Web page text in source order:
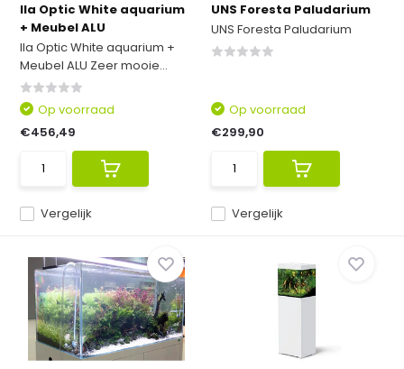
Ila Optic White aquarium
+ Meubel ALU
Ila Optic White aquarium +
Meubel ALU Zeer mooie...
Vergelijk
Op voorraad
€456,49
UNS Foresta Paludarium
UNS Foresta Paludarium
Vergelijk
Op voorraad
€299,90